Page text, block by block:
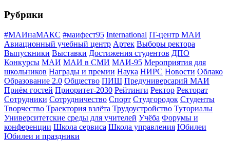
Рубрики
#МАИнаМАКС #маифест95 International IT-центр МАИ
Авиационный учебный центр Артек Выборы ректора
Выпускники Выставки Достижения студентов ДПО
Конкурсы МАИ МАИ в СМИ МАИ-95 Мероприятия для
школьников Награды и премии Наука НИРС Новости Облако
Образование 2.0 Общество ПИШ Предуниверсарий МАИ
Приём гостей Приоритет-2030 Рейтинги Ректор Ректорат
Сотрудники Сотрудничество Спорт Студгородок Студенты
Творчество Траектория взлёта Трудоустройство Туториалы
Университетские среды для учителей Учёба Форумы и
конференции Школа сервиса Школа управления Юбилеи
Юбилеи и праздники